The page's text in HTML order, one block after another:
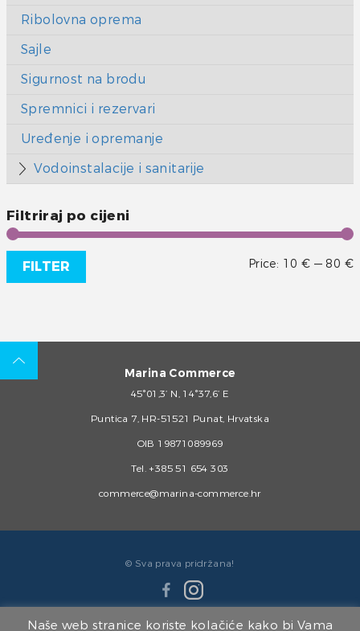
Ribolovna oprema
Sajle
Sigurnost na brodu
Spremnici i rezervari
Uređenje i opremanje
Vodoinstalacije i sanitarije
Filtriraj po cijeni
FILTER Price: 10 € — 80 €
Marina Commerce
45°01,3’ N, 14°37,6’ E
Puntica 7, HR-51521 Punat, Hrvatska
OIB 19871089969
Tel. +385 51 654 303
commerce@marina-commerce.hr
© Sva prava pridržana!
Naše web stranice koriste kolačiće kako bi Vama